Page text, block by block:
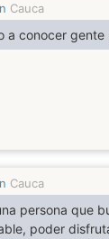
Cauca
a conocer gente
Cauca
persona que
poder